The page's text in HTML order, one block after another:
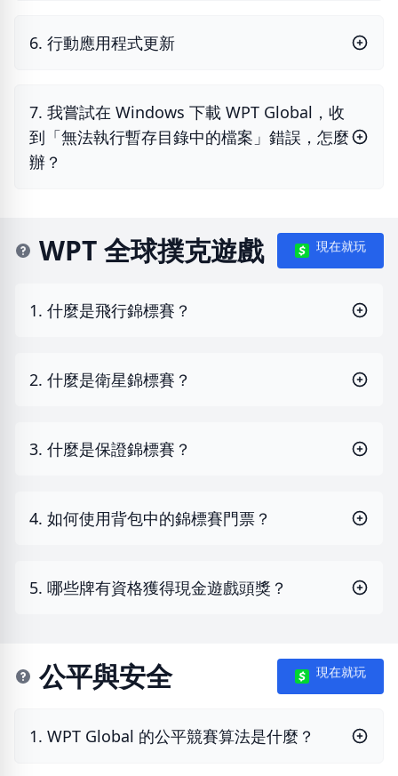
6. 行動應用程式更新
7. 我嘗試在 Windows 下載 WPT Global，收
到「無法執行暫存目錄中的檔案」錯誤，怎麼
辦？
WPT 全球撲克遊戲 現在就玩
1. 什麼是飛行錦標賽？
2. 什麼是衛星錦標賽？
3. 什麼是保證錦標賽？
4. 如何使用背包中的錦標賽門票？
5. 哪些牌有資格獲得現金遊戲頭獎？
公平與安全 現在就玩
1. WPT Global 的公平競賽算法是什麼？